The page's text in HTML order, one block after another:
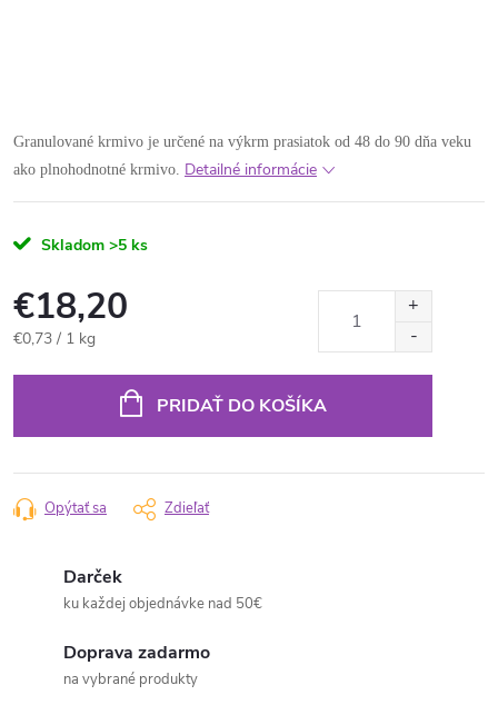
Granulované krmivo je určené na výkrm prasiatok od 48 do 90 dňa veku
ako plnohodnotné krmivo. Detailné informácie
Skladom >5 ks
€18,20
Jednotková
€0,73 / 1 kg
PRIDAŤ DO KOŠÍKA
Opýtať sa Zdieľať
Darček
ku každej objednávke nad 50€
Doprava zadarmo
na vybrané produkty